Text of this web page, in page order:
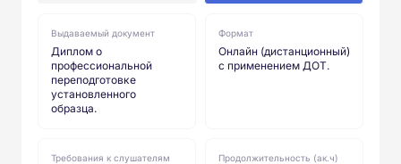
Выдаваемый документ
Диплом о
профессиональной
переподготовке
установленного
образца.
Формат
Онлайн (дистанционный)
с применением ДОТ.
Требования к слушателям Продолжительность (ак.ч)